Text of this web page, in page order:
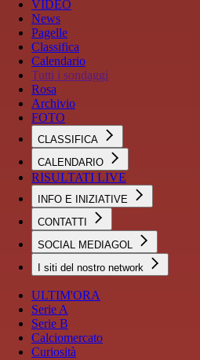
VIDEO
News
Pagelle
Classifica
Calendario
Tutti i sondaggi
Rosa
Archivio
FOTO
CLASSIFICA
CALENDARIO
RISULTATI LIVE
INFO E INIZIATIVE
CONTATTI
SOCIAL MEDIAGOL
I siti del nostro network
ULTIM'ORA
Serie A
Serie B
Calciomercato
Curiosità